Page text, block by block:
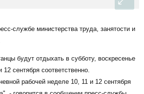
службе министерства труда, занятости и
будут отдыхать в субботу, воскресенье
сентября соответственно.
рабочей неделе 10, 11 и 12 сентября